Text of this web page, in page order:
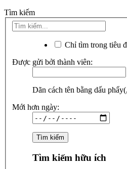
Tìm kiếm
Chỉ tìm trong tiêu
Được gửi bởi thành viên:
Dãn cách tên bằng dấu
Mới hơn ngày:
Tìm kiếm hữu ích